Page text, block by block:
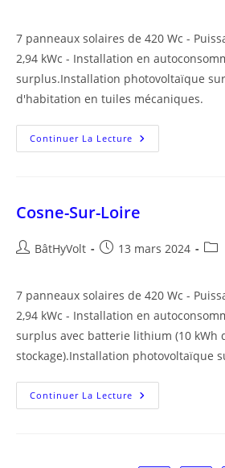
publication :
7 panneaux solaires de 420 Wc -
2,94 kWc - Installation en
surplus.Installation photovoltaïque
d'habitation en tuiles mécaniques.
Continuer La Lecture La
Guerche
Cosne-Sur-Loire
Auteur/autrice
publication :
BâtHyVolt
Publication
13 mars 2024
Post
7 panneaux solaires de 420 Wc -
2,94 kWc - Installation en
surplus avec batterie lithium (10 kWh
stockage).Installation photovoltaïque
Continuer La Lecture Cosne-
Sur-